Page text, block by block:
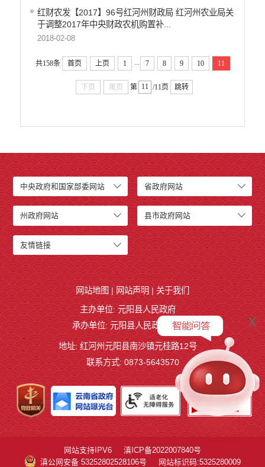
红财农发【2017】96号红河州财政局 红河州农业局关
于调整2017年中央财政农机购置补...
2018-02-08
共158条 首页 上页 1 ... 7 8 9 10 11
下页 尾页 第 /11页 跳转
中央政府和国家部委网站 省政府网站
州政府网站 县市政府网站
友情链接
x
网站地图 | 网站声明 | 关于我们
主办单位: 元阳县人民政府
承办单位: 元阳县人民政府办公室
地址: 红河州元阳县南沙镇元桂路12号
联系方式: 0873-5643570
网站支持IPV6
滇ICP备2022007840号
滇公网安备 53252802528106号
网站标识码:5325280009